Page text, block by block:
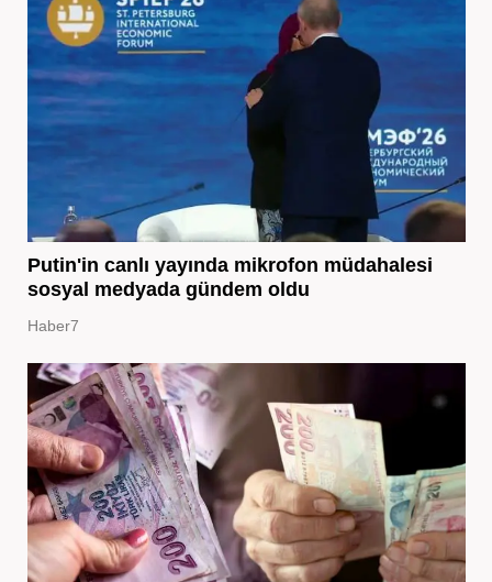
Putin'in canlı yayında mikrofon müdahalesi
sosyal medyada gündem oldu
Haber7